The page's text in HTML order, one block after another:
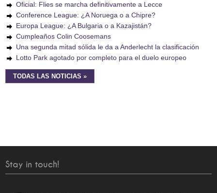
Oficial: Flies se marcha definitivamente a Lecce
Conference League: ¿A Noruega o a Chipre?
Europa League: ¿A Bulgaria o a Kazajistán?
Cumpleaños Colin Coosemans
Una segunda mitad sólida le da a Anderlecht la clasificación
Lotto Park agotado por completo para el duelo europeo
TODAS LAS NOTICIAS »
Stay in touch!